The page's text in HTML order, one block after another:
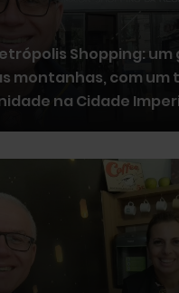
Shopping:
montanhas, com um
na Cidade